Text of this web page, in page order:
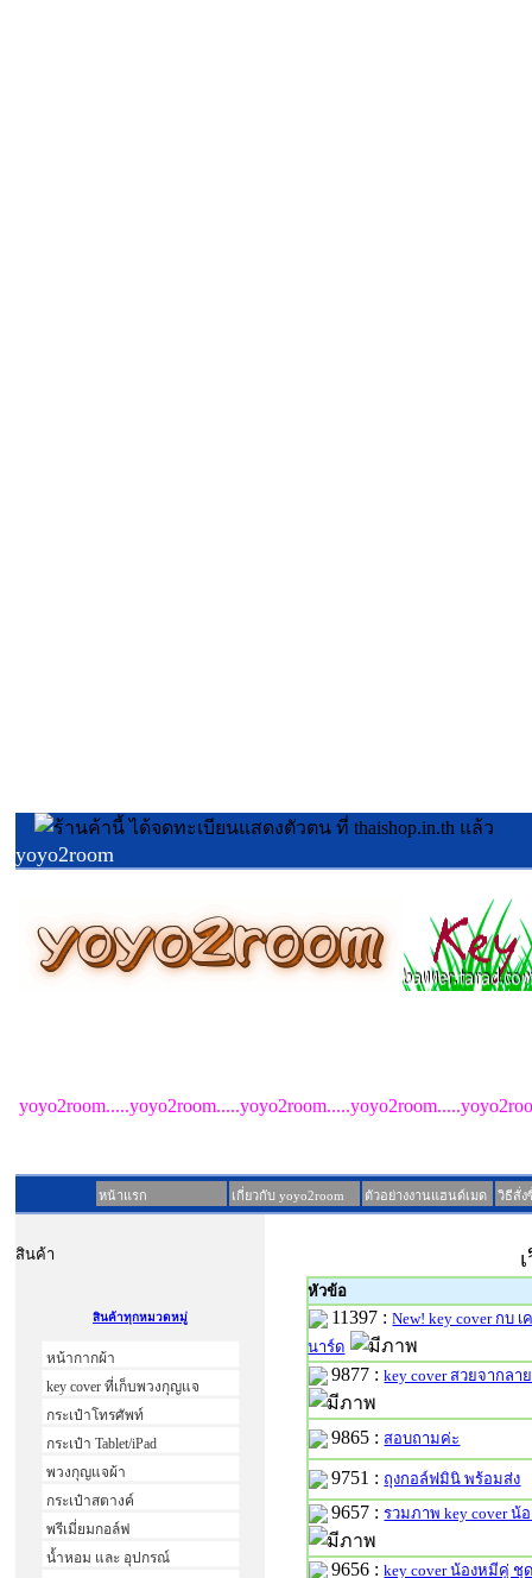
yoyo2room
หน้าแรก เกี่ยวกับ yoyo2room ตัวอย่างงานแฮนด์เมด วิธีสั่ง
สินค้า
สินค้าทุกหมวดหมู่
หน้ากากผ้า
key cover ที่เก็บพวงกุญแจ
กระเป๋าโทรศัพท์
กระเป๋า Tablet/iPad
พวงกุญแจผ้า
กระเป๋าสตางค์
พรีเมี่ยมกอล์ฟ
น้ำหอม และ อุปกรณ์
หัวข้อ
11397 :New! key cover กบ
นาร์ด
9877 :key cover สวยจากลา
9865 :สอบถามค่ะ
9751 : ถุงกอล์ฟมินิ พร้อมส่ง
9657 :รวมภาพ key cover น้
9656 :key cover น้องหมีคู่ ชุ